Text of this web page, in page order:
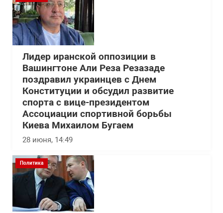
Лидер иранской оппозиции в
Вашингтоне Али Реза Резазаде
поздравил украинцев с Днем
Конституции и обсудил развитие
спорта с вице-президентом
Ассоциации спортивной борьбы
Киева Михаилом Бугаем
28 июня, 14:49
Политика